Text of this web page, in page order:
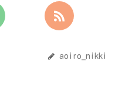
aoiro_nikki